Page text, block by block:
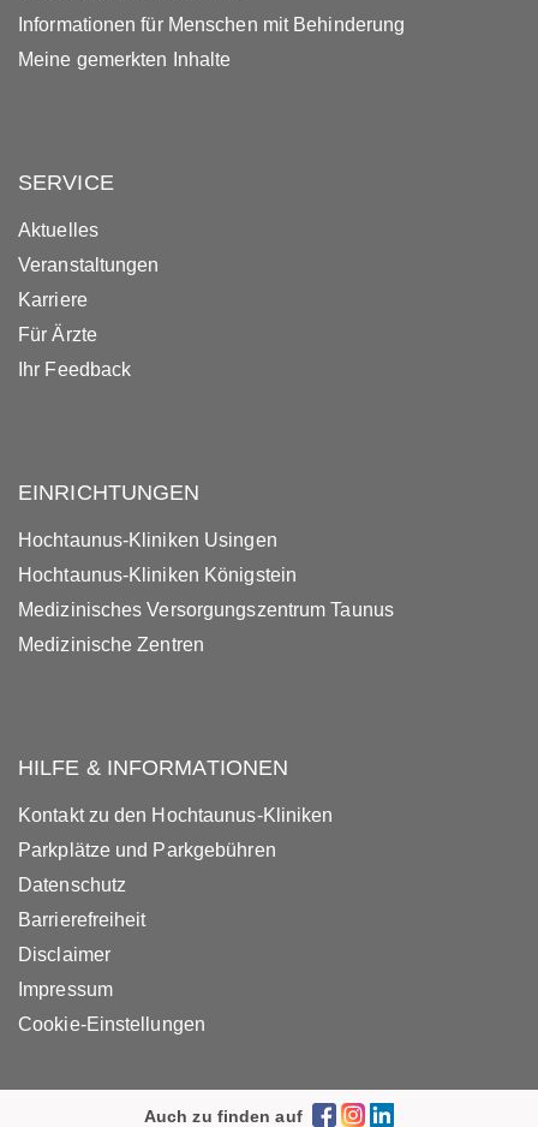
Informationen für Menschen mit Behinderung
Meine gemerkten Inhalte
SERVICE
Aktuelles
Veranstaltungen
Karriere
Für Ärzte
Ihr Feedback
EINRICHTUNGEN
Hochtaunus-Kliniken Usingen
Hochtaunus-Kliniken Königstein
Medizinisches Versorgungszentrum Taunus
Medizinische Zentren
HILFE & INFORMATIONEN
Kontakt zu den Hochtaunus-Kliniken
Parkplätze und Parkgebühren
Datenschutz
Barrierefreiheit
Disclaimer
Impressum
Cookie-Einstellungen
Auch zu finden auf